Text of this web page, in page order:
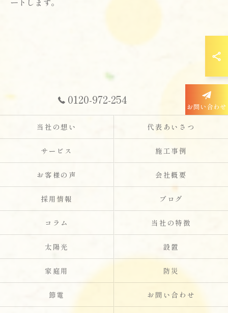
0120-972-254 お問い合わせ
当社の想い 代表あいさつ
サービス 施工事例
お客様の声 会社概要
採用情報 ブログ
コラム 当社の特徴
太陽光 設置
家庭用 防災
節電 お問い合わせ